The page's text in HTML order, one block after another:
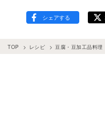
TOP レシピ 豆腐・豆加工品料理